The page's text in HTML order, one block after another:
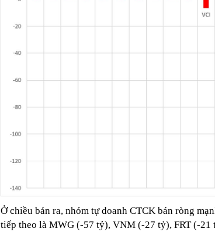
Ở chiều bán ra, nhóm tự doanh CTCK bán ròng
tiếp theo là MWG (-57 tỷ), VNM (-27 tỷ), FRT (-21